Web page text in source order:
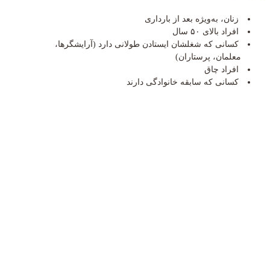
زنان، به‌ویژه بعد از بارداری
افراد بالای ۵۰ سال
کسانی که شغلشان ایستادن طولانی دارد (آرایشگرها،
معلمان، پرستاران)
افراد چاق
کسانی که سابقه خانوادگی دارند